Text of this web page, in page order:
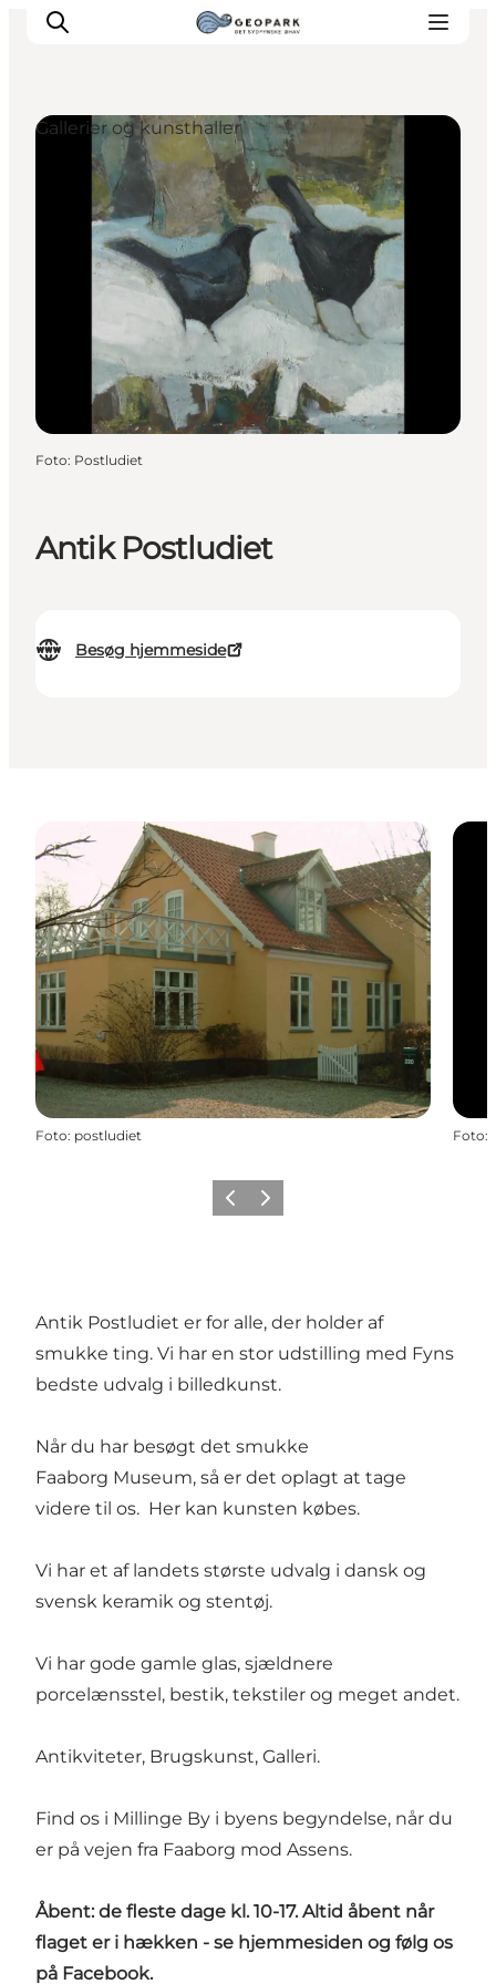
Antik Postludiet
Besøg hjemmeside
Gallerier og kunsthaller
Foto: Postludiet
Foto: postludiet Foto:
ForrigeNæste
Antik Postludiet er for alle, der holder af
smukke ting. Vi har en stor udstilling med Fyns
bedste udvalg i billedkunst.
Når du har besøgt det smukke
Faaborg Museum, så er det oplagt at tage
videre til os. Her kan kunsten købes.
Vi har et af landets største udvalg i dansk og
svensk keramik og stentøj.
Vi har gode gamle glas, sjældnere
porcelænsstel, bestik, tekstiler og meget andet.
Antikviteter, Brugskunst, Galleri.
Find os i Millinge By i byens begyndelse, når du
er på vejen fra Faaborg mod Assens.
Åbent: de fleste dage kl. 10-17. Altid åbent når
flaget er i hækken - se hjemmesiden og følg os
på Facebook.